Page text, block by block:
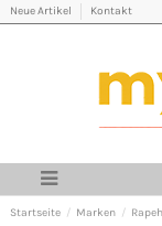
Neue Artikel Kontakt
Startseite Marken Rapeh